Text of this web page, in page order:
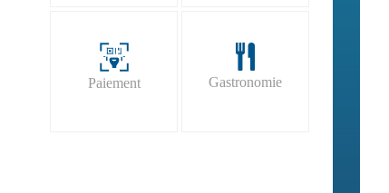
Paiement Gastronomie